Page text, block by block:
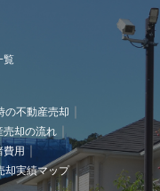
覧
の不動産売却
売却の流れ
費用
却実績マップ